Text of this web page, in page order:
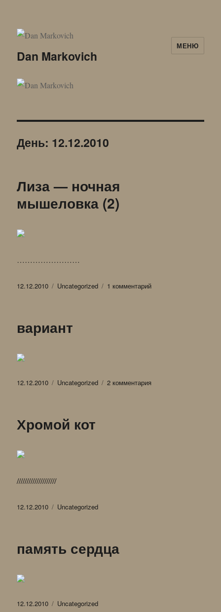
Dan Markovich
МЕНЮ
День: 12.12.2010
Лиза — ночная
мышеловка (2)
……………………
Опубликовано
12.12.2010 Рубрики
Uncategorized 1 комментарийк
вариант
Опубликовано
12.12.2010 Рубрики
Uncategorized 2 комментария
Хромой кот
////////////////////
Опубликовано
12.12.2010 Рубрики
Uncategorized
память сердца
Опубликовано
12.12.2010 Рубрики
Uncategorized